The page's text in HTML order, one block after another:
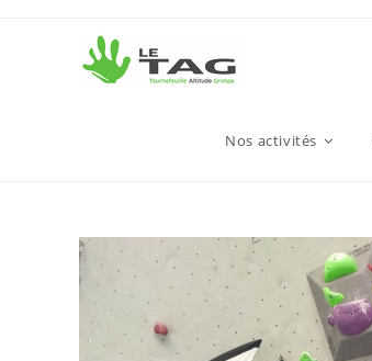
Nos activités